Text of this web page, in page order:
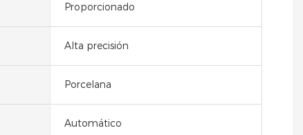
Proporcionado
Alta precisión
Porcelana
Automático